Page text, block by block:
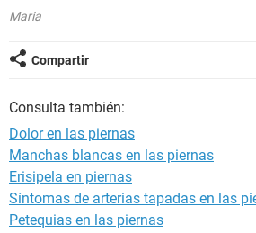
GLOSARIO
Maria
Compartir
Consulta también:
Dolor en las piernas
Manchas blancas en las piernas
Erisipela en piernas
Síntomas de arterias tapadas en las
Petequias en las piernas